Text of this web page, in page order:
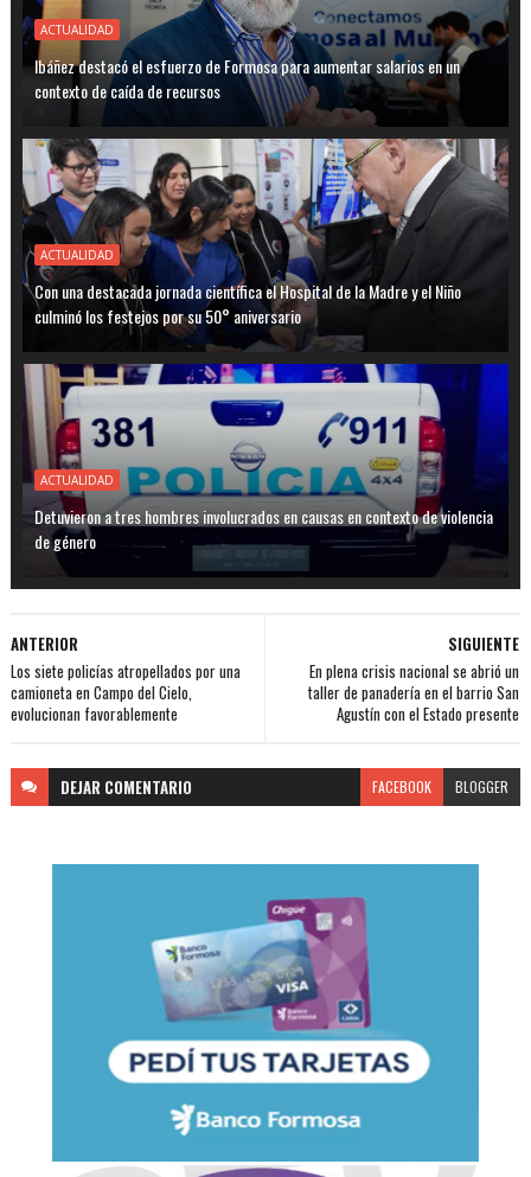
ACTUALIDAD
Ibáñez destacó el esfuerzo de Formosa para aumentar salarios en un
contexto de caída de recursos
ACTUALIDAD
Con una destacada jornada científica el Hospital de la Madre y el Niño
culminó los festejos por su 50° aniversario
ACTUALIDAD
Detuvieron a tres hombres involucrados en causas en contexto de violencia
de género
SIGUIENTE
En plena crisis nacional se abrió un
taller de panadería en el barrio San
Agustín con el Estado presente
ANTERIOR
Los siete policías atropellados por una
camioneta en Campo del Cielo,
evolucionan favorablemente
DEJAR COMENTARIO FACEBOOK BLOGGER